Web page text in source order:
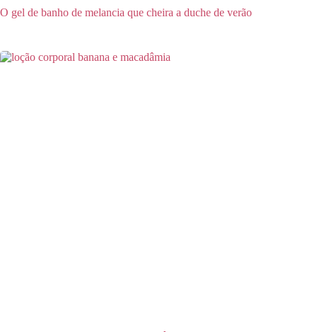
O gel de banho de melancia que cheira a duche de verão